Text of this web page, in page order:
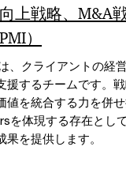
上戦略、M&A
）
、クライアントの経
援するチームです。
を統合する力を併せ
を体現する存在とし
を提供します。